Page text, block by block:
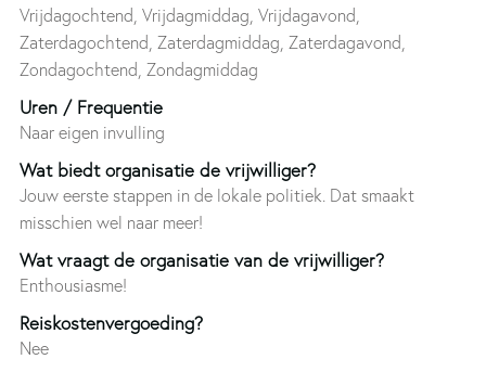
Vrijdagochtend, Vrijdagmiddag, Vrijdagavond,
Zaterdagochtend, Zaterdagmiddag, Zaterdagavond,
Zondagochtend, Zondagmiddag
Uren / Frequentie
Naar eigen invulling
Wat biedt organisatie de vrijwilliger?
Jouw eerste stappen in de lokale politiek. Dat smaakt
misschien wel naar meer!
Wat vraagt de organisatie van de vrijwilliger?
Enthousiasme!
Reiskostenvergoeding?
Nee